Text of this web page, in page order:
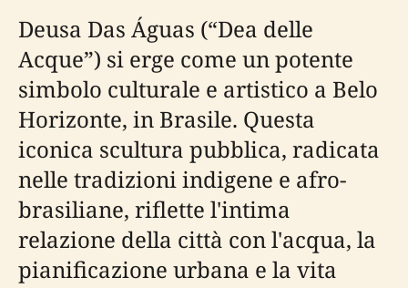
Deusa Das Águas (“Dea delle
Acque”) si erge come un potente
simbolo culturale e artistico a Belo
Horizonte, in Brasile. Questa
iconica scultura pubblica, radicata
nelle tradizioni indigene e afro-
brasiliane, riflette l'intima
relazione della città con l'acqua, la
pianificazione urbana e la vita